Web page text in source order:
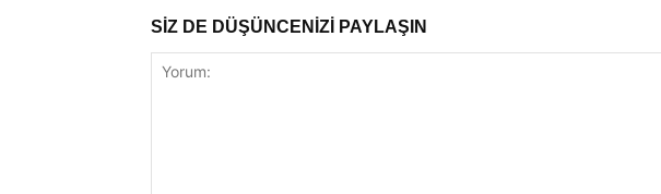
SİZ DE DÜŞÜNCENİZİ PAYLAŞIN